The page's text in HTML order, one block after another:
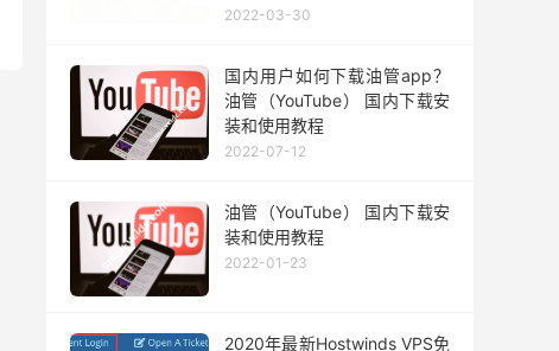
2022-03-30
国内用户如何下载油管app？
油管（YouTube） 国内下载安
装和使用教程
2022-07-12
油管（YouTube） 国内下载安
装和使用教程
2022-01-23
2020年最新Hostwinds VPS免